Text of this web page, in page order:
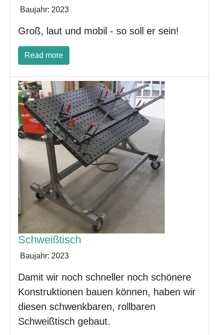
Baujahr: 2023
Groß, laut und mobil - so soll er sein!
Read more
Schweißtisch
Baujahr: 2023
Damit wir noch schneller noch schönere
Konstruktionen bauen können, haben wir
diesen schwenkbaren, rollbaren
Schweißtisch gebaut.